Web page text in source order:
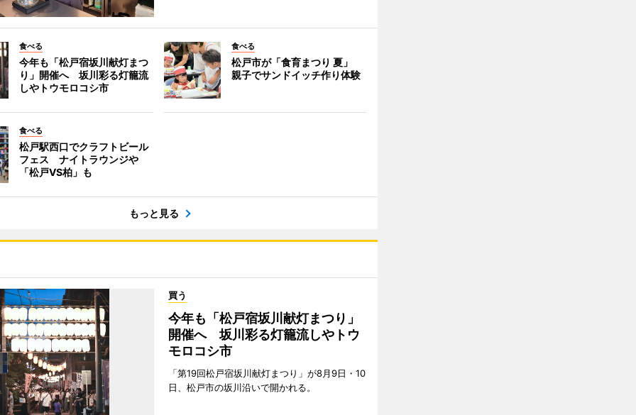
食べる
今年も「松戸宿坂川献灯まつ
り」開催へ 坂川彩る灯籠流
しやトウモロコシ市
食べる
松戸市が「食育まつり 夏」
親子でサンドイッチ作り体験
食べる
松戸駅西口でクラフトビール
フェス ナイトラウンジや
「松戸VS柏」も
もっと見る
買う
今年も「松戸宿坂川献灯まつり」
開催へ 坂川彩る灯籠流しやトウ
モロコシ市
「第19回松戸宿坂川献灯まつり」が8月9日・10
日、松戸市の坂川沿いで開かれる。